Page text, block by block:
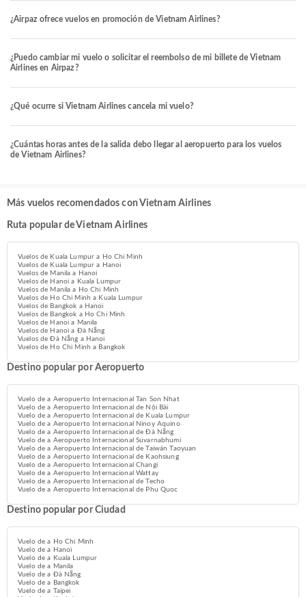
¿Airpaz ofrece vuelos en promoción de Vietnam Airlines?
¿Puedo cambiar mi vuelo o solicitar el reembolso de mi billete de Vietnam
Airlines en Airpaz?
¿Qué ocurre si Vietnam Airlines cancela mi vuelo?
¿Cuántas horas antes de la salida debo llegar al aeropuerto para los vuelos
de Vietnam Airlines?
Más vuelos recomendados con Vietnam Airlines
Ruta popular de Vietnam Airlines
Vuelos de Kuala Lumpur a Ho Chi Minh
Vuelos de Kuala Lumpur a Hanoi
Vuelos de Manila a Hanoi
Vuelos de Hanoi a Kuala Lumpur
Vuelos de Manila a Ho Chi Minh
Vuelos de Ho Chi Minh a Kuala Lumpur
Vuelos de Bangkok a Hanoi
Vuelos de Bangkok a Ho Chi Minh
Vuelos de Hanoi a Manila
Vuelos de Hanoi a Đà Nẵng
Vuelos de Đà Nẵng a Hanoi
Vuelos de Ho Chi Minh a Bangkok
Destino popular por Aeropuerto
Vuelo de a Aeropuerto Internacional Tan Son Nhat
Vuelo de a Aeropuerto Internacional de Nội Bài
Vuelo de a Aeropuerto Internacional de Kuala Lumpur
Vuelo de a Aeropuerto Internacional Ninoy Aquino
Vuelo de a Aeropuerto Internacional de Đà Nẵng
Vuelo de a Aeropuerto Internacional Suvarnabhumi
Vuelo de a Aeropuerto Internacional de Taiwán Taoyuan
Vuelo de a Aeropuerto Internacional de Kaohsiung
Vuelo de a Aeropuerto Internacional Changi
Vuelo de a Aeropuerto Internacional Wattay
Vuelo de a Aeropuerto Internacional de Techo
Vuelo de a Aeropuerto Internacional de Phu Quoc
Destino popular por Ciudad
Vuelo de a Ho Chi Minh
Vuelo de a Hanoi
Vuelo de a Kuala Lumpur
Vuelo de a Manila
Vuelo de a Đà Nẵng
Vuelo de a Bangkok
Vuelo de a Taipei